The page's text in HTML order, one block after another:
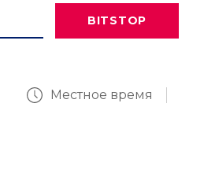
BITSTOP
Местное время